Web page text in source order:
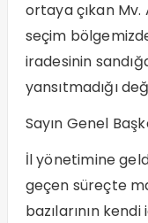
ortaya çıkan Mv.
seçim
iradesinin
yansıtmadığı
Sayın Genel
İl yönetimine
geçen süreçte
bazılarının